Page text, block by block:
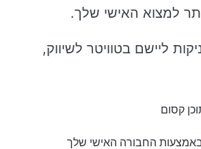
למצוא האישי שלך.
ליישם בטוויטר לשיווק,
קסום
החבורה האישי שלך